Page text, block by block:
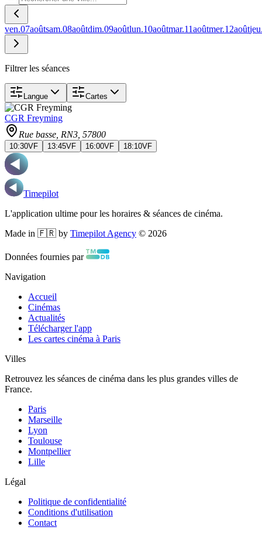
ven.07aoûtsam.08aoûtdim.09aoûtlun.10aoûtmar.11aoûtmer.12août
Filtrer les séances
Langue Cartes
CGR Freyming
Rue basse, RN3 , 57800
10:30VF 13:45VF 16:00VF 18:10VF
Timepilot
L'application ultime pour les horaires & séances de cinéma.
Made in 🇫🇷 by Timepilot Agency © 2026
Données fournies par
Navigation
Accueil
Cinémas
Actualités
Télécharger l'app
Les cartes cinéma à Paris
Villes
Retrouvez les séances de cinéma dans les plus grandes villes de
France.
Paris
Marseille
Lyon
Toulouse
Montpellier
Lille
Légal
Politique de confidentialité
Conditions d'utilisation
Contact